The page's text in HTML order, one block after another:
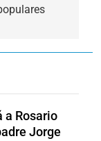
a Rosario
Jorge